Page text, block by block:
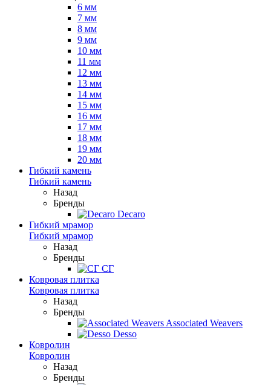
6 мм
7 мм
8 мм
9 мм
10 мм
11 мм
12 мм
13 мм
14 мм
15 мм
16 мм
17 мм
18 мм
19 мм
20 мм
Гибкий камень
Гибкий камень
Назад
Бренды
Decaro
Гибкий мрамор
Гибкий мрамор
Назад
Бренды
СГ
Ковровая плитка
Ковровая плитка
Назад
Бренды
Associated Weavers
Desso
Ковролин
Ковролин
Назад
Бренды